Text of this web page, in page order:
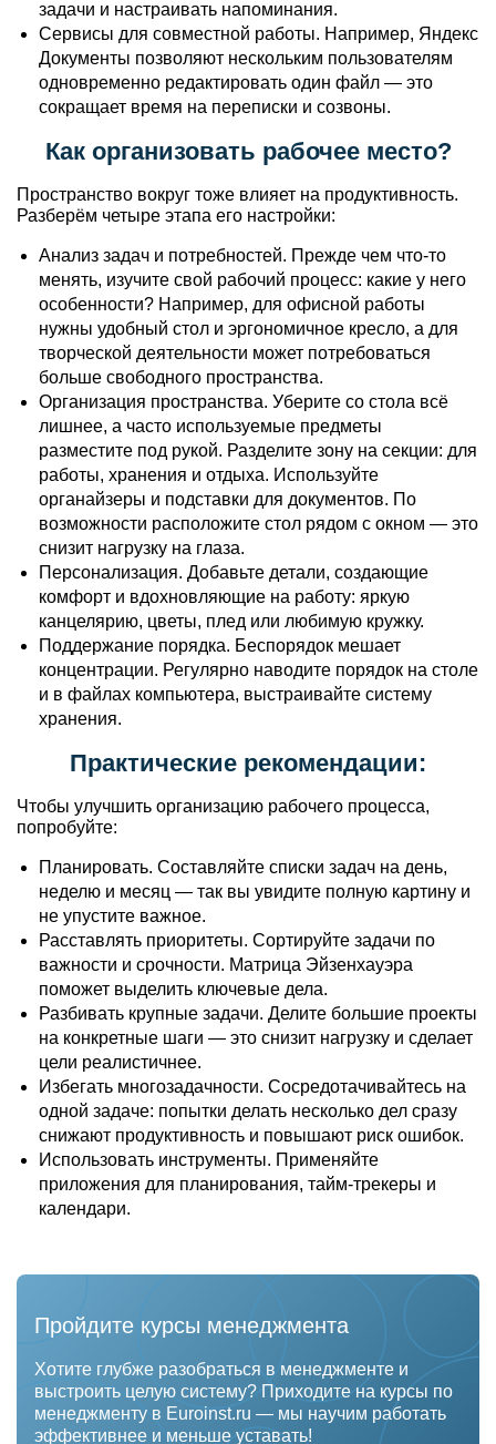
задачи и настраивать напоминания.
Сервисы для совместной работы. Например, Яндекс
Документы позволяют нескольким пользователям
одновременно редактировать один файл — это
сокращает время на переписки и созвоны.
Как организовать рабочее место?
Пространство вокруг тоже влияет на продуктивность.
Разберём четыре этапа его настройки:
Анализ задач и потребностей. Прежде чем что‑то
менять, изучите свой рабочий процесс: какие у него
особенности? Например, для офисной работы
нужны удобный стол и эргономичное кресло, а для
творческой деятельности может потребоваться
больше свободного пространства.
Организация пространства. Уберите со стола всё
лишнее, а часто используемые предметы
разместите под рукой. Разделите зону на секции: для
работы, хранения и отдыха. Используйте
органайзеры и подставки для документов. По
возможности расположите стол рядом с окном — это
снизит нагрузку на глаза.
Персонализация. Добавьте детали, создающие
комфорт и вдохновляющие на работу: яркую
канцелярию, цветы, плед или любимую кружку.
Поддержание порядка. Беспорядок мешает
концентрации. Регулярно наводите порядок на столе
и в файлах компьютера, выстраивайте систему
хранения.
Практические рекомендации:
Чтобы улучшить организацию рабочего процесса,
попробуйте:
Планировать. Составляйте списки задач на день,
неделю и месяц — так вы увидите полную картину и
не упустите важное.
Расставлять приоритеты. Сортируйте задачи по
важности и срочности. Матрица Эйзенхауэра
поможет выделить ключевые дела.
Разбивать крупные задачи. Делите большие проекты
на конкретные шаги — это снизит нагрузку и сделает
цели реалистичнее.
Избегать многозадачности. Сосредотачивайтесь на
одной задаче: попытки делать несколько дел сразу
снижают продуктивность и повышают риск ошибок.
Использовать инструменты. Применяйте
приложения для планирования, тайм‑трекеры и
календари.
Пройдите курсы менеджмента
Хотите глубже разобраться в менеджменте и
выстроить целую систему? Приходите на курсы по
менеджменту в Euroinst.ru — мы научим работать
эффективнее и меньше уставать!